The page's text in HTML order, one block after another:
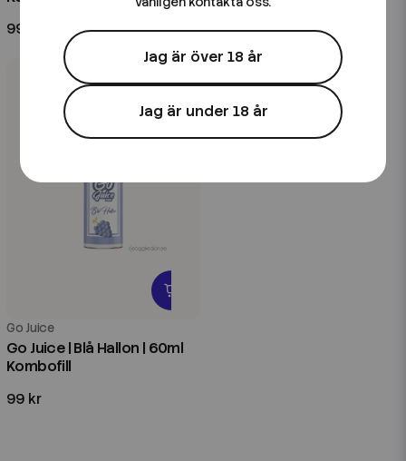
99 kr
79 kr
Go Juice
Go Juice | Blå Hallon | 60ml
Kombofill
99 kr
Jag är över 18 år
Jag är under 18 år